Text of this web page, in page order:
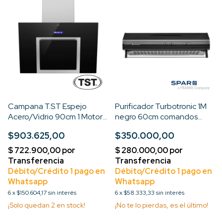
Campana T.S.T Espejo
Acero/Vidrio 90cm 1 Motor
Lavable c/Luz LED
$903.625,00
6x$150.604,17sin interés
¡Solo quedan 2 en stock!
Purificador Turbotronic 1M
negro 60cm comandos
$350.000,00
6x$58.333,33 sin interés
¡No te lo pierdas, es el último!